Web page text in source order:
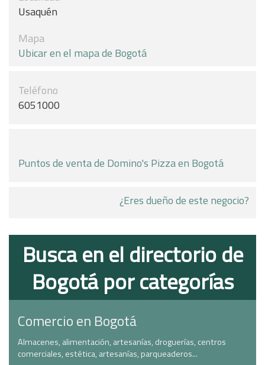
Usaquén
Mapa
Ubicar en el mapa de Bogotá
Teléfono
6051000
Puntos de venta de Domino's Pizza en Bogotá
¿Eres dueño de este negocio?
Busca en el directorio de
Bogotá por categorías
Comercio en Bogotá
Almacenes, alimentación, artesanías, droguerías, centros
comerciales, estética, artesanías, parqueaderos...